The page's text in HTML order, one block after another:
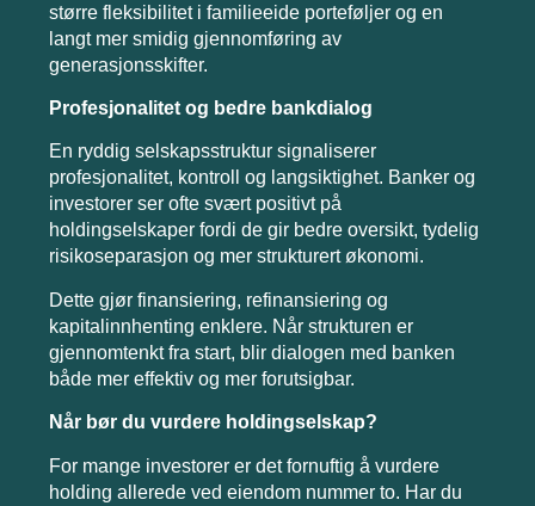
større fleksibilitet i familieeide porteføljer og en
langt mer smidig gjennomføring av
generasjonsskifter.
Profesjonalitet og bedre bankdialog
En ryddig selskapsstruktur signaliserer
profesjonalitet, kontroll og langsiktighet. Banker og
investorer ser ofte svært positivt på
holdingselskaper fordi de gir bedre oversikt, tydelig
risikoseparasjon og mer strukturert økonomi.
Dette gjør finansiering, refinansiering og
kapitalinnhenting enklere. Når strukturen er
gjennomtenkt fra start, blir dialogen med banken
både mer effektiv og mer forutsigbar.
Når bør du vurdere holdingselskap?
For mange investorer er det fornuftig å vurdere
holding allerede ved eiendom nummer to. Har du